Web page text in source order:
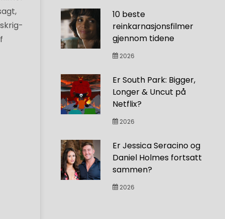
10 beste
reinkarnasjonsfilmer
gjennom tidene
2026
Er South Park: Bigger,
Longer & Uncut på
Netflix?
2026
Er Jessica Seracino og
Daniel Holmes fortsatt
sammen?
2026